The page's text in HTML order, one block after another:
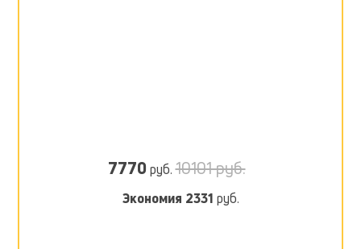
7770 руб.10101 руб.
Экономия 2331 руб.